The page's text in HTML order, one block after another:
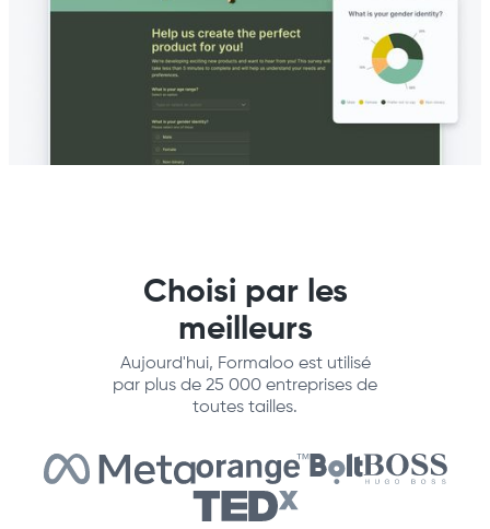
Choisi par les
meilleurs
Aujourd'hui, Formaloo est utilisé
par plus de 25 000 entreprises de
toutes tailles.